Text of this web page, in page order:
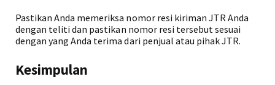
Pastikan Anda memeriksa nomor resi kiriman JTR Anda
dengan teliti dan pastikan nomor resi tersebut sesuai
dengan yang Anda terima dari penjual atau pihak JTR.
Kesimpulan